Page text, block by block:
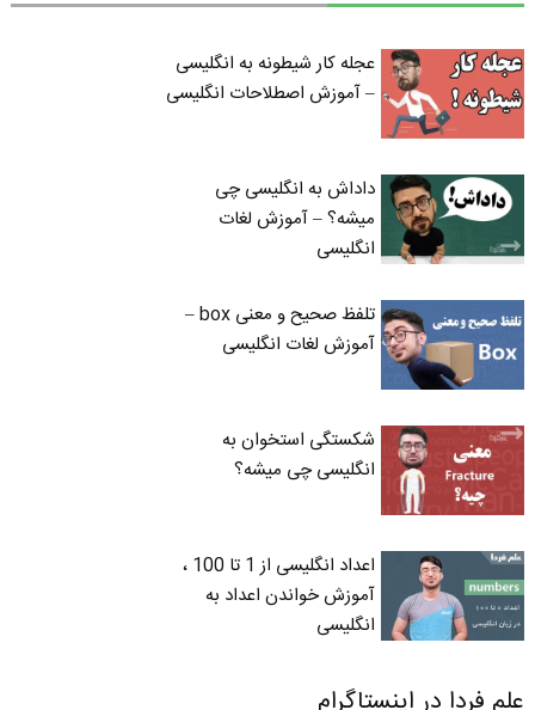
عجله کار شیطونه به انگلیسی
– آموزش اصطلاحات انگلیسی
داداش به انگلیسی چی
میشه؟ – آموزش لغات
انگلیسی
تلفظ صحیح و معنی box –
آموزش لغات انگلیسی
شکستگی استخوان به
انگلیسی چی میشه؟
اعداد انگلیسی از 1 تا 100 ،
آموزش خواندن اعداد به
انگلیسی